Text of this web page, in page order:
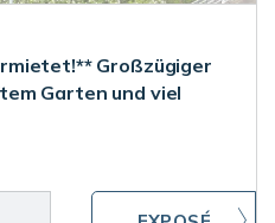
Großzügiger
Garten und viel